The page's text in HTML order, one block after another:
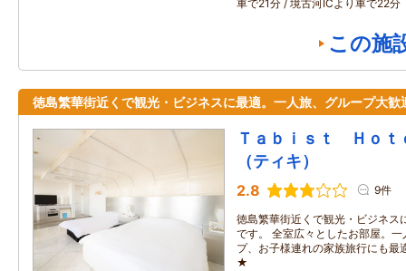
車で21分 / 境古河ICより車で22分
この施
徳島繁華街近くで観光・ビジネスに最適。一人旅、グループ大歓
Ｔａｂｉｓｔ Ｈｏ
（ティキ）
2.8 9件
徳島繁華街近くで観光・ビジネス
です。 全室広々としたお部屋。
プ、お子様連れの家族旅行にも
★